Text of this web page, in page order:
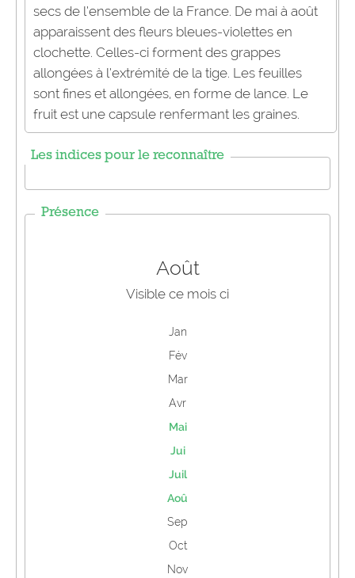
secs de l’ensemble de la France. De mai à août
apparaissent des fleurs bleues-violettes en
clochette. Celles-ci forment des grappes
allongées à l’extrémité de la tige. Les feuilles
sont fines et allongées, en forme de lance. Le
fruit est une capsule renfermant les graines.
Les indices pour le reconnaître
Présence
Août
Visible ce mois ci
Jan
Fév
Mar
Avr
Mai
Jui
Juil
Aoû
Sep
Oct
Nov